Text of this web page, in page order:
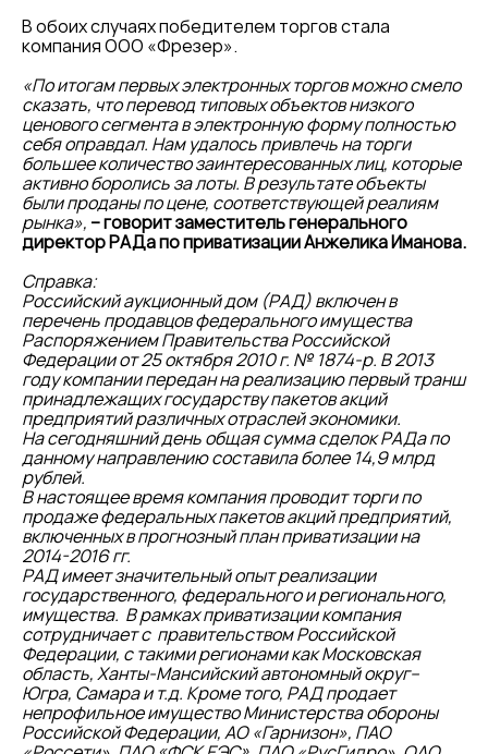
В обоих случаях победителем торгов стала
компания ООО «Фрезер».
«По итогам первых электронных торгов можно смело
сказать, что перевод типовых объектов низкого
ценового сегмента в электронную форму полностью
себя оправдал. Нам удалось привлечь на торги
большее количество заинтересованных лиц, которые
активно боролись за лоты. В результате объекты
были проданы по цене, соответствующей реалиям
рынка», – говорит заместитель генерального
директор РАДа по приватизации Анжелика Иманова.
Справка:
Российский аукционный дом (РАД) включен в
перечень продавцов федерального имущества
Распоряжением Правительства Российской
Федерации от 25 октября 2010 г. № 1874-р. В 2013
году компании передан на реализацию первый транш
принадлежащих государству пакетов акций
предприятий различных отраслей экономики.
На сегодняшний день общая сумма сделок РАДа по
данному направлению составила более 14,9 млрд
рублей.
В настоящее время компания проводит торги по
продаже федеральных пакетов акций предприятий,
включенных в прогнозный план приватизации на
2014-2016 гг.
РАД имеет значительный опыт реализации
государственного, федерального и регионального,
имущества. В рамках приватизации компания
сотрудничает с правительством Российской
Федерации, с такими регионами как Московская
область, Ханты-Мансийский автономный округ–
Югра, Самара и т.д. Кроме того, РАД продает
непрофильное имущество Министерства обороны
Российской Федерации, АО «Гарнизон», ПАО